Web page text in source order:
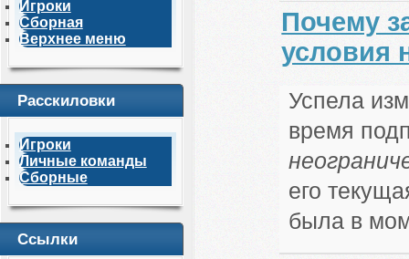
Игроки
Сборная
Верхнее меню
Расскиловки
Игроки
Личные команды
Сборные
Ссылки
Почему
условия
Успела
время
его
была в